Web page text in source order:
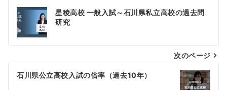
投
稿
ナ
ビ
ゲ
星稜高校 一般入試～石川県私立高校の過去問
研究
次のページ
石川県公立高校入試の倍率（過去10年）